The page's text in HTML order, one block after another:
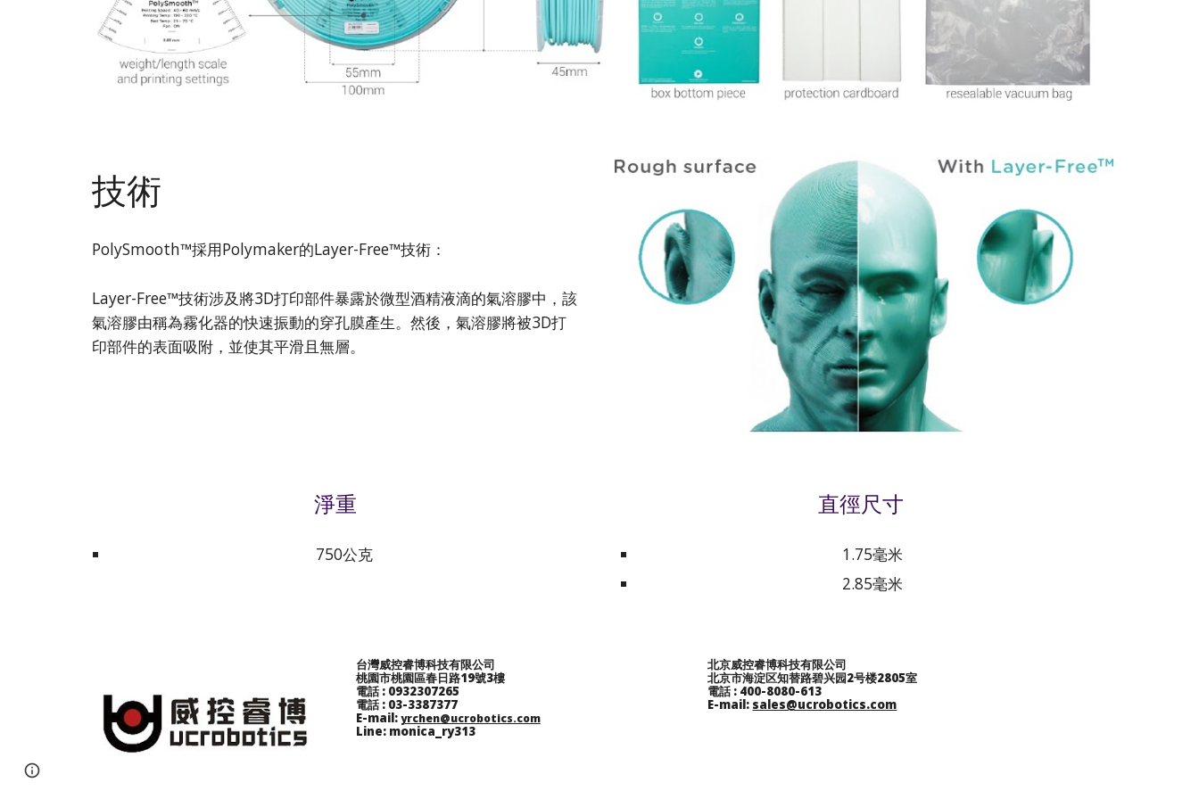
技術
PolySmooth™採用Polymaker的Layer-Free™技術：
Layer-Free™技術涉及將3D打印部件暴露於微型酒精液滴的氣溶膠中，該
氣溶膠由稱為霧化器的快速振動的穿孔膜產生。然後，氣溶膠將被3D打
印部件的表面吸附，並使其平滑且無層。
淨重
750公克
直徑尺寸
1.75毫米
2.85毫米
台灣威控睿博科技有限公司
桃園市桃園區春日路19號3樓
電話 : 0932307265
電話 : 03-3387377
E-mail:yrchen@ucrobotics.com
Line: monica_ry313
北京威控睿博科技有限公司
北京市海淀区知替路碧兴园2号楼2805室
電話 : 400-8080-613
E-mail: sales@ucrobotics.com